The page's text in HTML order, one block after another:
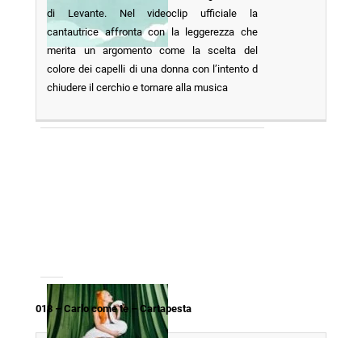
di Levante. Nel videoclip ufficiale la
cantautrice affronta con la leggerezza che
merita un argomento come la scelta del
colore dei capelli di una donna con l’intento d
chiudere il cerchio e tornare alla musica
018 – Carlo come te – Cartapesta